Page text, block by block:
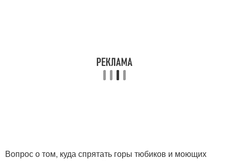
Вопрос о том, куда спрятать горы тюбиков и моющих